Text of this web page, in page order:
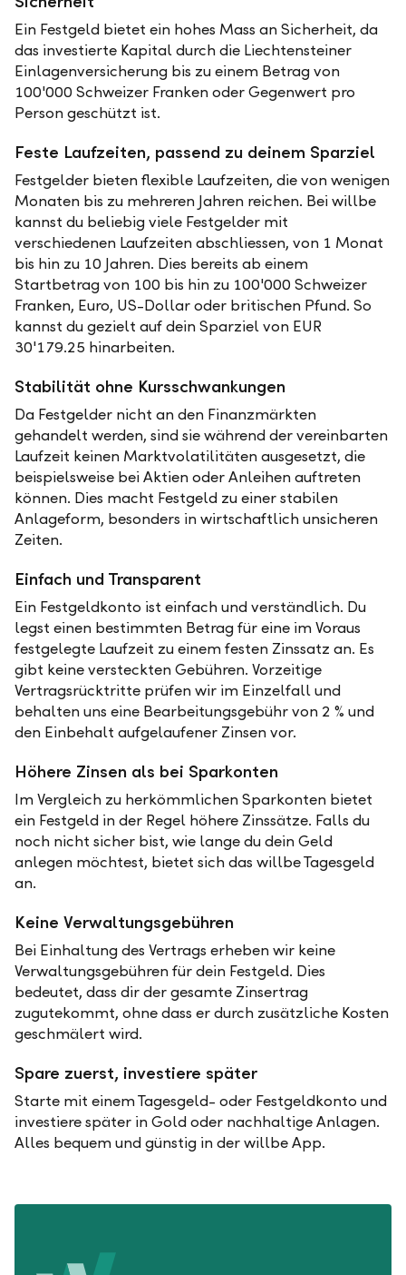
Ein Festgeld bietet ein hohes Mass an Sicherheit, da
das investierte Kapital durch die Liechtensteiner
Einlagenversicherung bis zu einem Betrag von
100'000 Schweizer Franken oder Gegenwert pro
Person geschützt ist.
Feste Laufzeiten, passend zu deinem Sparziel
Festgelder bieten flexible Laufzeiten, die von wenigen
Monaten bis zu mehreren Jahren reichen. Bei willbe
kannst du beliebig viele Festgelder mit
verschiedenen Laufzeiten abschliessen, von 1 Monat
bis hin zu 10 Jahren. Dies bereits ab einem
Startbetrag von 100 bis hin zu 100'000 Schweizer
Franken, Euro, US-Dollar oder britischen Pfund. So
kannst du gezielt auf dein Sparziel von EUR
30'179.25 hinarbeiten.
Stabilität ohne Kursschwankungen
Da Festgelder nicht an den Finanzmärkten
gehandelt werden, sind sie während der vereinbarten
Laufzeit keinen Marktvolatilitäten ausgesetzt, die
beispielsweise bei Aktien oder Anleihen auftreten
können. Dies macht Festgeld zu einer stabilen
Anlageform, besonders in wirtschaftlich unsicheren
Zeiten.
Einfach und Transparent
Ein Festgeldkonto ist einfach und verständlich. Du
legst einen bestimmten Betrag für eine im Voraus
festgelegte Laufzeit zu einem festen Zinssatz an. Es
gibt keine versteckten Gebühren. Vorzeitige
Vertragsrücktritte prüfen wir im Einzelfall und
behalten uns eine Bearbeitungsgebühr von 2 % und
den Einbehalt aufgelaufener Zinsen vor.
Höhere Zinsen als bei Sparkonten
Im Vergleich zu herkömmlichen Sparkonten bietet
ein Festgeld in der Regel höhere Zinssätze. Falls du
noch nicht sicher bist, wie lange du dein Geld
anlegen möchtest, bietet sich das willbe Tagesgeld
an.
Keine Verwaltungsgebühren
Bei Einhaltung des Vertrags erheben wir keine
Verwaltungsgebühren für dein Festgeld. Dies
bedeutet, dass dir der gesamte Zinsertrag
zugutekommt, ohne dass er durch zusätzliche Kosten
geschmälert wird.
Spare zuerst, investiere später
Starte mit einem Tagesgeld- oder Festgeldkonto und
investiere später in Gold oder nachhaltige Anlagen.
Alles bequem und günstig in der willbe App.